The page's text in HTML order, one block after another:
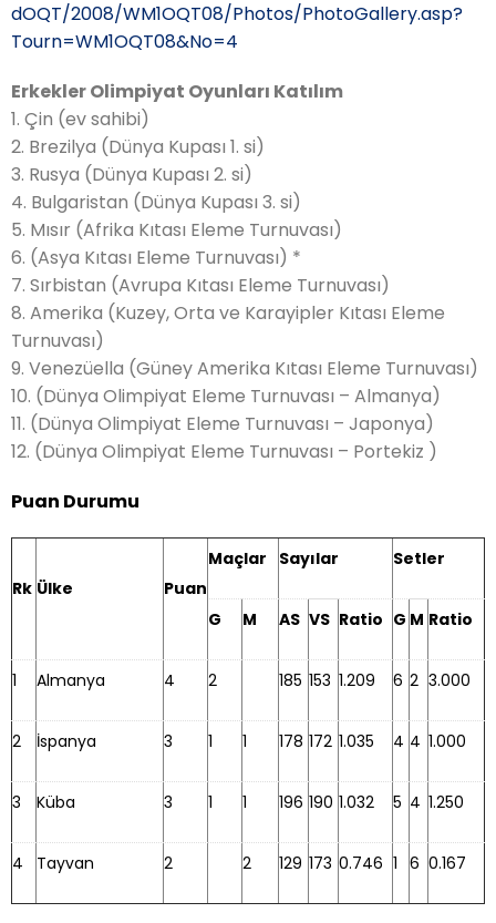
dOQT/2008/WM1OQT08/Photos/PhotoGallery.asp?
Tourn=WM1OQT08&No=4
Erkekler Olimpiyat Oyunları Katılım
1. Çin (ev sahibi)
2. Brezilya (Dünya Kupası 1. si)
3. Rusya (Dünya Kupası 2. si)
4. Bulgaristan (Dünya Kupası 3. si)
5. Mısır (Afrika Kıtası Eleme Turnuvası)
6. (Asya Kıtası Eleme Turnuvası) *
7. Sırbistan (Avrupa Kıtası Eleme Turnuvası)
8. Amerika (Kuzey, Orta ve Karayipler Kıtası Eleme
Turnuvası)
9. Venezüella (Güney Amerika Kıtası Eleme Turnuvası)
10. (Dünya Olimpiyat Eleme Turnuvası – Almanya)
11. (Dünya Olimpiyat Eleme Turnuvası – Japonya)
12. (Dünya Olimpiyat Eleme Turnuvası – Portekiz )
Puan Durumu
Rk Ülke Puan
Maçlar Sayılar Setler
G M AS VS Ratio G M Ratio
1 Almanya 4 2 185 153 1.209 6 2 3.000
2 İspanya 3 1 1 178 172 1.035 4 4 1.000
3 Küba 3 1 1 196 190 1.032 5 4 1.250
4 Tayvan 2 2 129 173 0.746 1 6 0.167